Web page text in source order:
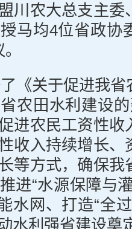
川农大总支主委
马均4位省政协
《关于促进我
农田水利建设
进农民工资性收
收入持续增长、
等方式，确保我
进“水源保障与
水网、打造“全
水利强省建设奠